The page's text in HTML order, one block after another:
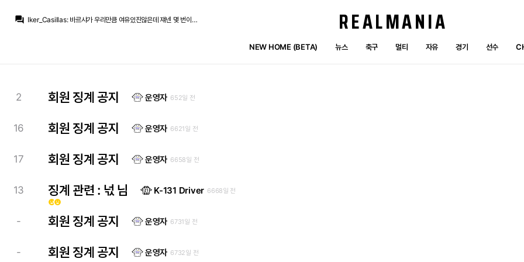
question_answer Iker_Casillas: 바르샤가 우리만큼 여유있진않은데 쟤넨 몇 번이나 도박을 했던 애들이니..
Iker_Casillas: 인스타뿐 아니라 유튜브 트위터
San Iker:댓글들은 하나 같이 전부 로드리 타령 중
REALMANIA
NEW HOME (BETA) 뉴스 축구 멀티 자유 경기 선수
2 회원 징계 공지 운영자 652일 전
16 회원 징계 공지 운영자 6621일 전
17 회원 징계 공지 운영자 6658일 전
13
emoji_emotionsemoji_emotions
징계 관련 : 넋 님 K-131 Driver 6668일 전
- 회원 징계 공지 운영자 6731일 전
- 회원 징계 공지 운영자 6732일 전